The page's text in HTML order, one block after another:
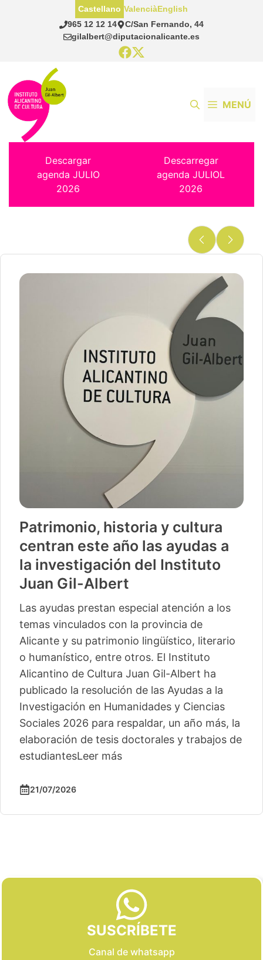
965 12 12 14
C/San Fernando, 44
gilalbert@diputacionalicante.es
Castellano ValenciàEnglish
MENÚ
Descargar
agenda JULIO
2026
Descarregar
agenda JULIOL
2026
Patrimonio, historia y cultura
centran este año las ayudas a
la investigación del Instituto
Juan Gil-Albert
Las ayudas prestan especial atención a los
temas vinculados con la provincia de
Alicante y su patrimonio lingüístico, literario
o humanístico, entre otros. El Instituto
Alicantino de Cultura Juan Gil-Albert ha
publicado la resolución de las Ayudas a la
Investigación en Humanidades y Ciencias
Sociales 2026 para respaldar, un año más, la
elaboración de tesis doctorales y trabajos de
estudiantesLeer más
21/07/2026
SUSCRÍBETE
Canal de whatsapp